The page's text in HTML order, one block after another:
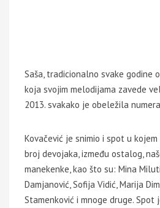
Saša, tradicionalno svake godine
koja svojim melodijama zavede
2013. svakako je obeležila numera
Kovačević je snimio i spot u
broj devojaka, između ostalog,
manekenke, kao što su: Mina
Damjanović, Sofija Vidić, Marija
Stamenković i mnoge druge. Spot